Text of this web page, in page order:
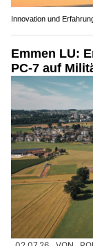
Innovation und
Emmen LU:
PC-7 auf